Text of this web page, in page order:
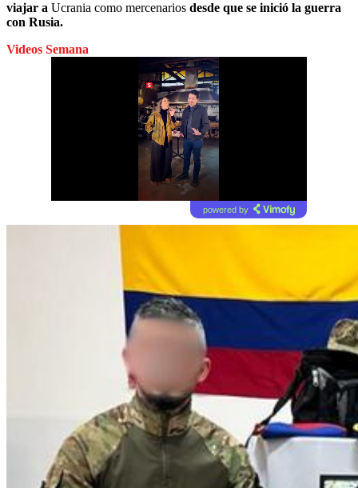
viajar a Ucrania como mercenarios desde que se inició la guerra
con Rusia.
Videos Semana
powered by